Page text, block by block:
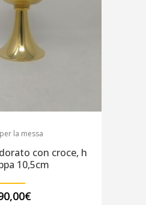
la messa
con croce, h
10,5cm
€